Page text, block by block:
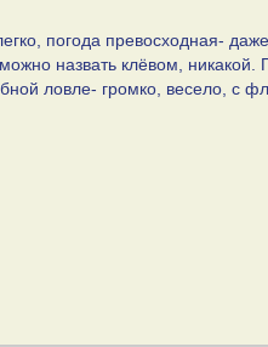
погода превосходная-
назвать клëвом,
ловле- громко, весело, с